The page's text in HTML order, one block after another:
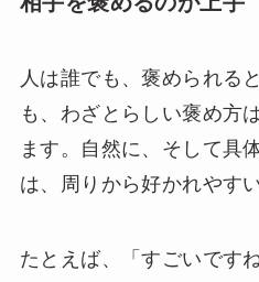
人は誰でも、褒められる
も、わざとらしい褒め方
ます。自然に、そして具
は、周りから好かれやす
たとえば、「すごいです